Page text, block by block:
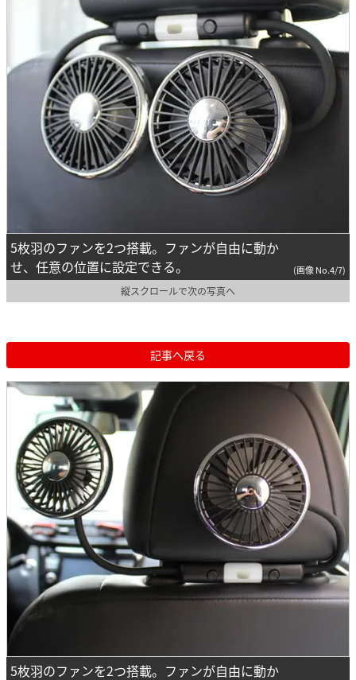
5枚羽のファンを2つ搭載。ファンが自由に動か
せ、任意の位置に設定できる。
(画像 No.4/7)
縦スクロールで次の写真へ
記事へ戻る
5枚羽のファンを2つ搭載。ファンが自由に動か